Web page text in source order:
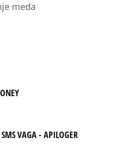
meda
VAGA - APILOGER